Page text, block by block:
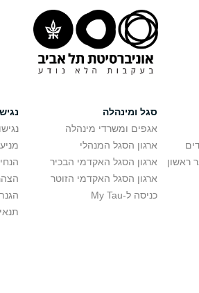
ראשון
סגל ומינהלה
אגפים ומשרדי מינהלה
ארגון הסגל המנהלי
ארגון הסגל האקדמי הבכיר
ארגון הסגל האקדמי הזוטר
כניסה ל-My Tau